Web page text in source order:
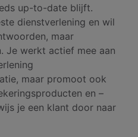
up-to-date blijft.
dienstverlening en wil
maar
Je werkt actief mee aan
maar promoot ook
en –
je een klant door naar